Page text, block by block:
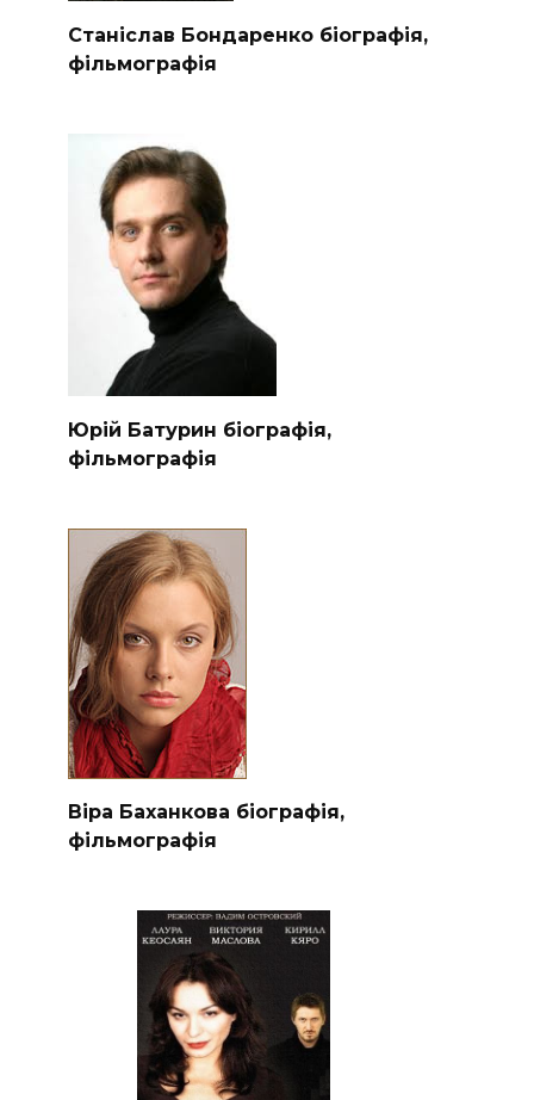
Станіслав Бондаренко біографія,
фільмографія
Юрій Батурин біографія,
фільмографія
Віра Баханкова біографія,
фільмографія